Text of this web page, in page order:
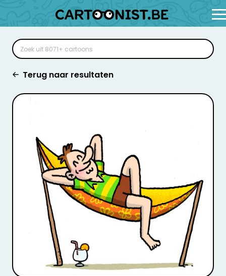
Terug naar resultaten